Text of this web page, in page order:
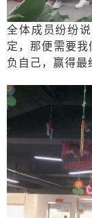
全体成员纷纷
定，那便需要
负自己，赢得最